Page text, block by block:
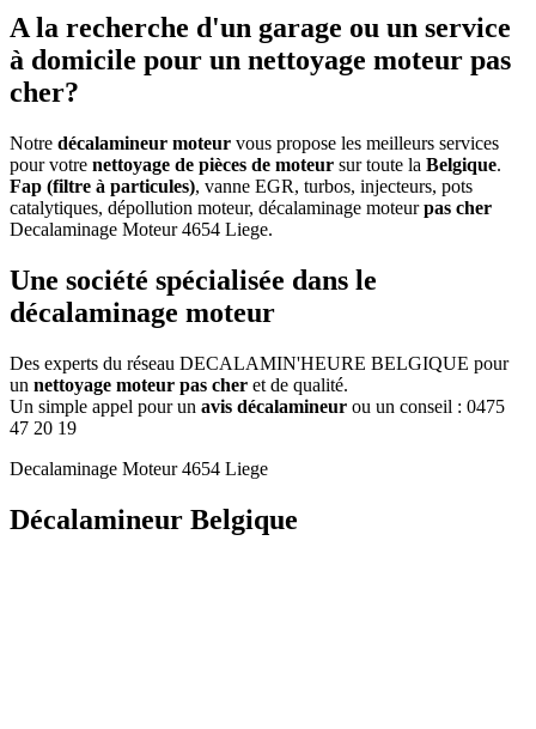
A la recherche d'un garage ou un service
à domicile pour un nettoyage moteur pas
cher?
Notre décalamineur moteur vous propose les meilleurs services
pour votre nettoyage de pièces de moteur sur toute la Belgique.
Fap (filtre à particules), vanne EGR, turbos, injecteurs, pots
catalytiques, dépollution moteur, décalaminage moteurpas cher
Decalaminage Moteur 4654 Liege.
Une société spécialisée dans le
décalaminage moteur
Des experts du réseau DECALAMIN'HEURE BELGIQUE pour
un nettoyage moteur pas cher et de qualité.
Un simple appel pour un avis décalamineur ou un conseil : 0475
47 20 19
Decalaminage Moteur 4654 Liege
Décalamineur Belgique